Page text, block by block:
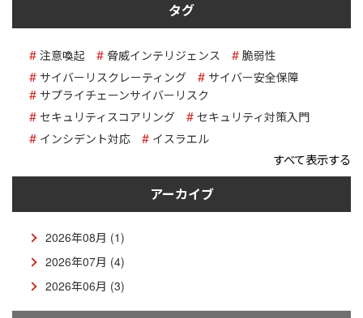
タグ
注意喚起 脅威インテリジェンス
脆弱性
サイバーリスクレーティング
サイバー安全保障
サプライチェーンサイバーリスク
セキュリティスコアリング
セキュリティ対策入門
インシデント対応
イスラエル
すべて表示する
アーカイブ
2026年08月 (1)
2026年07月 (4)
2026年06月 (3)